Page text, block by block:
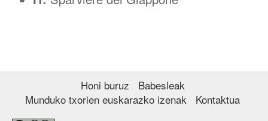
Honi buruz
Babesleak
Munduko txorien euskarazko izenak
Kontaktua